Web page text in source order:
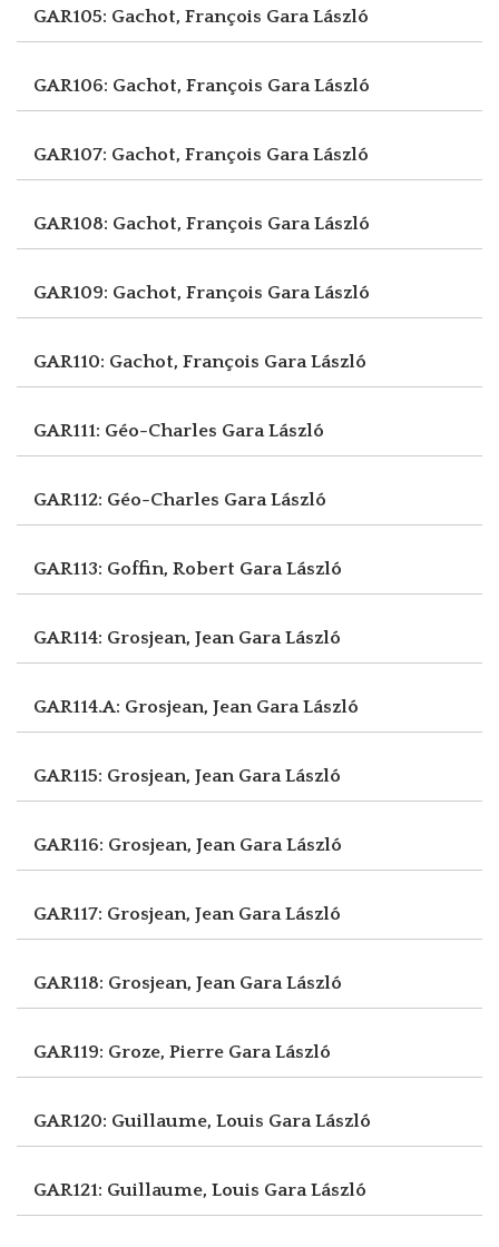
GAR105: Gachot, François Gara László
GAR106: Gachot, François Gara László
GAR107: Gachot, François Gara László
GAR108: Gachot, François Gara László
GAR109: Gachot, François Gara László
GAR110: Gachot, François Gara László
GAR111: Géo-Charles Gara László
GAR112: Géo-Charles Gara László
GAR113: Goffin, Robert Gara László
GAR114: Grosjean, Jean Gara László
GAR114.A: Grosjean, Jean Gara László
GAR115: Grosjean, Jean Gara László
GAR116: Grosjean, Jean Gara László
GAR117: Grosjean, Jean Gara László
GAR118: Grosjean, Jean Gara László
GAR119: Groze, Pierre Gara László
GAR120: Guillaume, Louis Gara László
GAR121: Guillaume, Louis Gara László